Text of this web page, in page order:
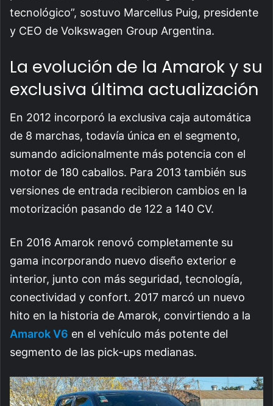
tecnológico”, sostuvo Marcellus Puig, presidente
y CEO de Volkswagen Group Argentina.
La evolución de la Amarok y su
exclusiva última actualización
En 2012 incorporó la exclusiva caja automática
de 8 marchas, todavía única en el segmento,
sumando adicionalmente más potencia con el
motor de 180 caballos. Para 2013 también sus
versiones de entrada recibieron cambios en la
motorización pasando de 122 a 140 CV.
En 2016 Amarok renovó completamente su
gama incorporando nuevo diseño exterior e
interior, junto con más seguridad, tecnología,
conectividad y confort. 2017 marcó un nuevo
hito en la historia de Amarok, convirtiendo a la
Amarok V6 en el vehículo más potente del
segmento de las pick-ups medianas.